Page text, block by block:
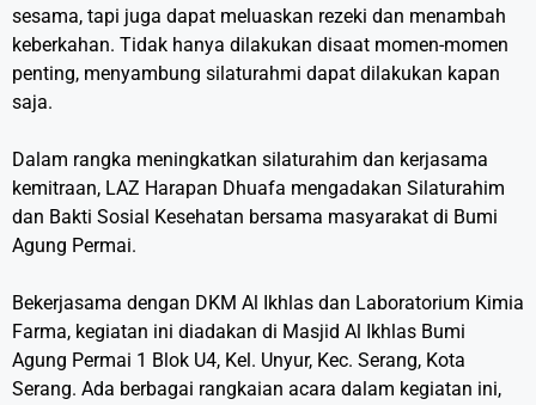
sesama, tapi juga dapat meluaskan rezeki dan menambah
keberkahan. Tidak hanya dilakukan disaat momen-momen
penting, menyambung silaturahmi dapat dilakukan kapan
saja.
Dalam rangka meningkatkan silaturahim dan kerjasama
kemitraan, LAZ Harapan Dhuafa mengadakan Silaturahim
dan Bakti Sosial Kesehatan bersama masyarakat di Bumi
Agung Permai.
Bekerjasama dengan DKM Al Ikhlas dan Laboratorium Kimia
Farma, kegiatan ini diadakan di Masjid Al Ikhlas Bumi
Agung Permai 1 Blok U4, Kel. Unyur, Kec. Serang, Kota
Serang. Ada berbagai rangkaian acara dalam kegiatan ini,